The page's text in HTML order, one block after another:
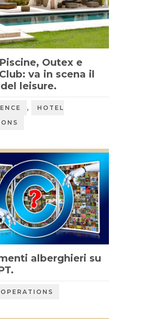
Outex e
va in scena il
leisure.
,
HOTEL
alberghieri su